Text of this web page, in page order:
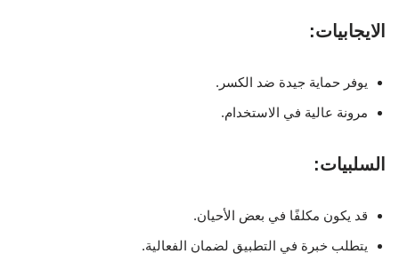
الايجابيات:
يوفر حماية جيدة ضد الكسر.
مرونة عالية في الاستخدام.
السلبيات:
قد يكون مكلفًا في بعض الأحيان.
يتطلب خبرة في التطبيق لضمان الفعالية.